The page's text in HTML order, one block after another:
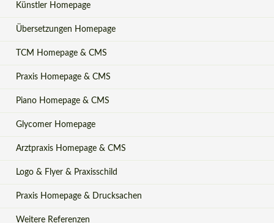
Künstler Homepage
Übersetzungen Homepage
TCM Homepage & CMS
Praxis Homepage & CMS
Piano Homepage & CMS
Glycomer Homepage
Arztpraxis Homepage & CMS
Logo & Flyer & Praxisschild
Praxis Homepage & Drucksachen
Weitere Referenzen